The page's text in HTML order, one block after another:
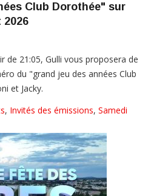
Club Dorothée" sur
2026
de 21:05, Gulli vous proposera de
du "grand jeu des années Club
et Jacky.
, Invités des émissions, Samedi